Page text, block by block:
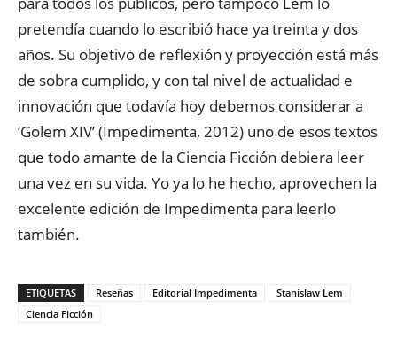
pretendía cuando lo escribió hace ya treinta y dos
años. Su objetivo de reflexión y proyección está más
de sobra cumplido, y con tal nivel de actualidad e
innovación que todavía hoy debemos considerar a
‘Golem XIV’ (Impedimenta, 2012) uno de esos textos
que todo amante de la Ciencia Ficción debiera leer
una vez en su vida. Yo ya lo he hecho, aprovechen la
excelente edición de Impedimenta para leerlo
también.
ETIQUETAS Reseñas Editorial Impedimenta
Stanislaw Lem
Ciencia Ficción